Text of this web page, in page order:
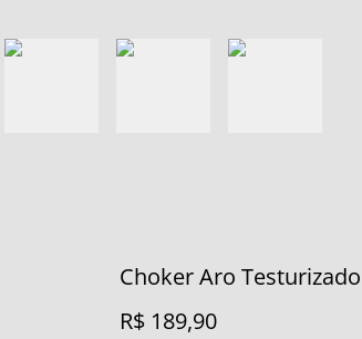
Choker Aro Testurizado
R$ 189,90